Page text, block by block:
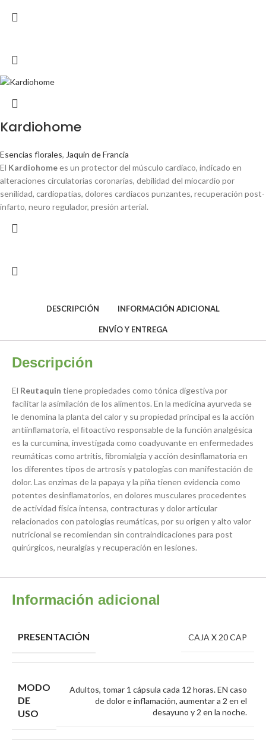
Kardiohome
Esencias florales, Jaquin de Francia
El Kardiohomees un protector del músculo cardiaco, indicado en
alteraciones circulatorias coronarias, debilidad del miocardio por
senilidad, cardiopatías, dolores cardiacos punzantes, recuperación post-
infarto, neuro regulador, presión arterial.
DESCRIPCIÓN INFORMACIÓN ADICIONAL
ENVÍO Y ENTREGA
Descripción
El Reutaquin tiene propiedades como tónica digestiva por
facilitar la asimilación de los alimentos. En la medicina ayurveda se
le denomina la planta del calor y su propiedad principal es la acción
antiinﬂamatoria, el ﬁtoactivo responsable de la función analgésica
es la curcumina, investigada como coadyuvante en enfermedades
reumáticas como artritis, ﬁbromialgia y acción desinﬂamatoria en
los diferentes tipos de artrosis y patologías con manifestación de
dolor. Las enzimas de la papaya y la piña tienen evidencia como
potentes desinﬂamatorios, en dolores musculares procedentes
de actividad física intensa, contracturas y dolor articular
relacionados con patologías reumáticas, por su origen y alto valor
nutricional se recomiendan sin contraindicaciones para post
quirúrgicos, neuralgias y recuperación en lesiones.
Información adicional
PRESENTACIÓN CAJA X 20 CAP
MODO
DE
USO
Adultos, tomar 1 cápsula cada 12 horas. EN caso
de dolor e inflamación, aumentar a 2 en el
desayuno y 2 en la noche.